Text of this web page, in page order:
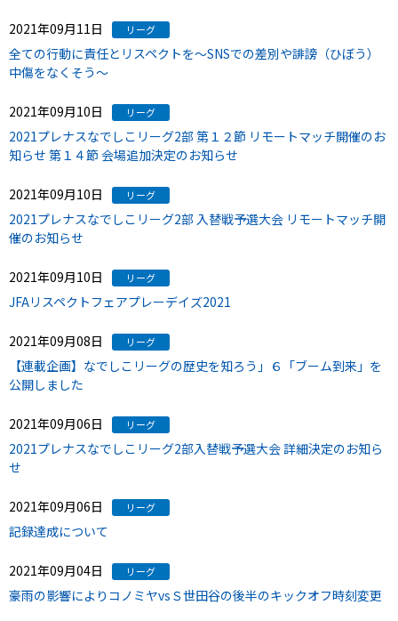
2021年09月11日 リーグ
全ての行動に責任とリスペクトを～SNSでの差別や誹謗（ひぼう）
中傷をなくそう～
2021年09月10日 リーグ
2021プレナスなでしこリーグ2部 第１２節 リモートマッチ開催のお
知らせ 第１４節 会場追加決定のお知らせ
2021年09月10日 リーグ
2021プレナスなでしこリーグ2部 入替戦予選大会 リモートマッチ開
催のお知らせ
2021年09月10日 リーグ
JFAリスペクトフェアプレーデイズ2021
2021年09月08日 リーグ
【連載企画】なでしこリーグの歴史を知ろう」６「ブーム到来」を
公開しました
2021年09月06日 リーグ
2021プレナスなでしこリーグ2部入替戦予選大会 詳細決定のお知ら
せ
2021年09月06日 リーグ
記録達成について
2021年09月04日 リーグ
豪雨の影響によりコノミヤvsＳ世田谷の後半のキックオフ時刻変更